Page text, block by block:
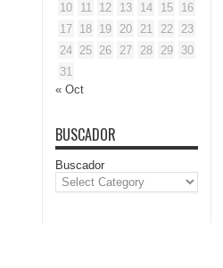
10
11 12 13 14 15
16
17 18 19 20 21 22
23
24 25 26 27 28 29
30
31
« Oct
BUSCADOR
Buscador